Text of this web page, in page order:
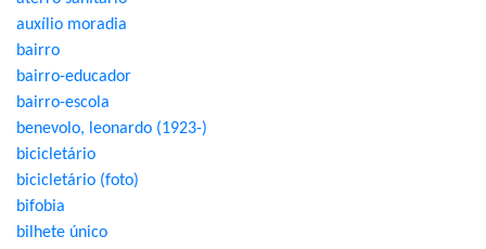
auxílio moradia
bairro
bairro-educador
bairro-escola
benevolo, leonardo (1923-)
bicicletário
bicicletário (foto)
bifobia
bilhete único